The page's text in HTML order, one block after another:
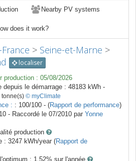
Nearby PV systems
does it work?
> Seine-et-Marne >
localiser
production : 05/08/2026
depuis le démarrage : 48183 kWh -
tonne(s) © myClimate
: : 100/100 - (Rapport de performance)
- Raccordé le 07/2010 par Yonne
production
: 3247 kWh/year (Rapport de
: 1.52% sur l'année